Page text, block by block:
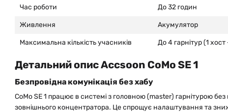
Час роботи До 32 годин
Живлення Акумулятор
Максимальна кількість учасників До 4 гарнітур (1
Детальний опис Accsoon CoMo SE 1
Безпровідна комунікація без хабу
CoMo SE 1 працює в системі з головною (master) гарнітурою
зовнішнього концентратора. Це спрощує налаштування та